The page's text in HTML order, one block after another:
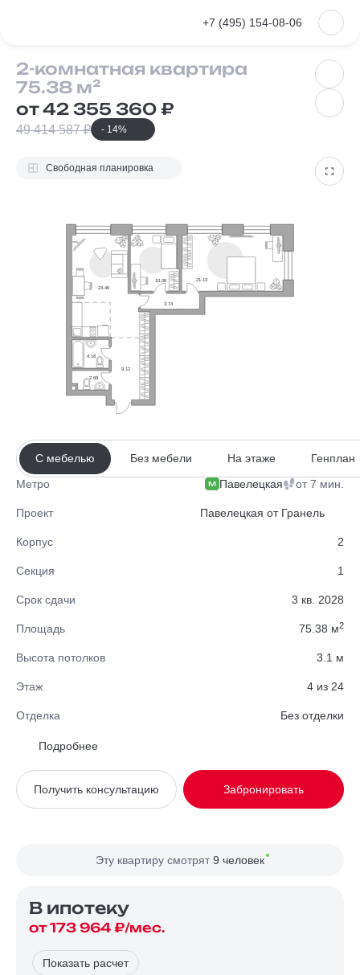
+7 (495) 154-08-06
2-
2-комнатная квартира
75.38 м²
от 42 355 360 ₽
49 414 587 ₽ - 14%
VKontakte
Метро Павелецкая от 7 мин.
Проект Павелецкая от Гранель
Корпус 2
Секция 1
Срок сдачи 3 кв. 2028
Площадь 75.38 м2
Высота потолков 3.1 м
Этаж 4 из 24
Отделка Без отделки
Район
Вид из окна Во двор
Планировка Угловая
Подробнее
Забронировать
Получить консультацию
Эту квартиру смотрят 9 человек
В ипотекy
от 173 964 ₽/мес.
Показать расчет
9.12
3.74
4.18
2.69
24.46
21.13
10.06
Свободная планировка
С мебелью Без мебели На этаже Генплан